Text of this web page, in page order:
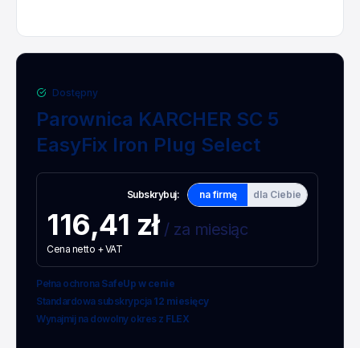
Dostępny
Parownica KARCHER SC 5
EasyFix Iron Plug Select
Subskrybuj: na firmę dla Ciebie
116,41 zł/ za miesiąc
Cena netto + VAT
Pełna ochrona SafeUp w cenie
Standardowa subskrypcja 12 miesięcy
Wynajmij na dowolny okres z FLEX